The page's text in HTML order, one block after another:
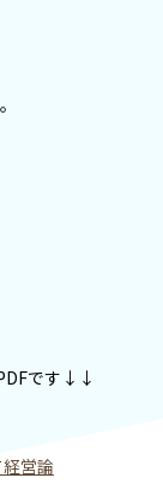
です↓↓
営論